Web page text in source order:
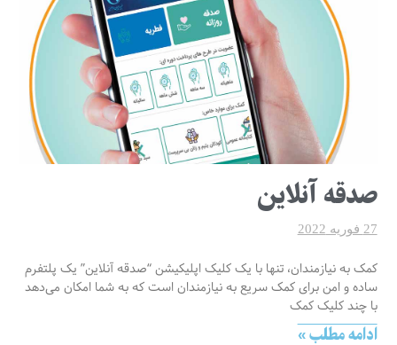
صدقه آنلاین
27 فوریه 2022
کمک به نیازمندان، تنها با یک کلیک اپلیکیشن “صدقه آنلاین” یک پلتفرم
ساده و امن برای کمک سریع به نیازمندان است که به شما امکان می‌دهد
با چند کلیک کمک
ادامه مطلب »